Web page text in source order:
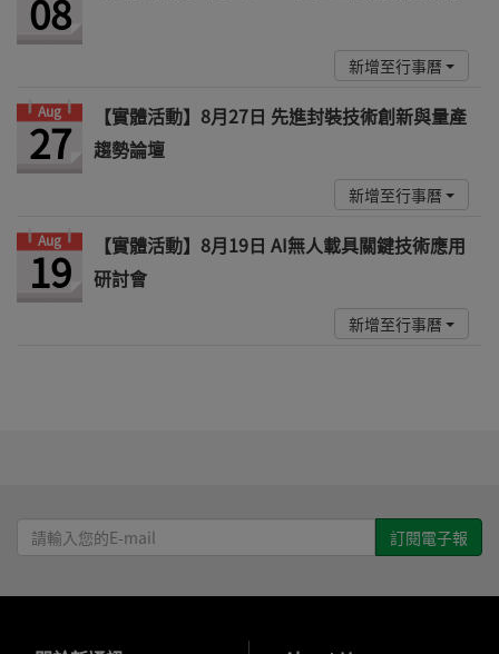
08
新增至行事曆
Aug
27
【實體活動】8月27日 先進封裝技術創新與量產
趨勢論壇
新增至行事曆
Aug
19
【實體活動】8月19日 AI無人載具關鍵技術應用
研討會
新增至行事曆
請
輸